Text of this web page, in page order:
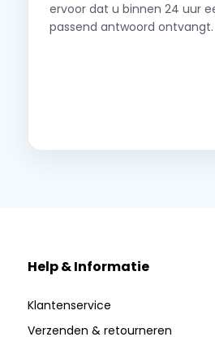
ervoor dat u binnen 24 uur
passend antwoord ontvangt.
Help & Informatie
Klantenservice
Verzenden & retourneren